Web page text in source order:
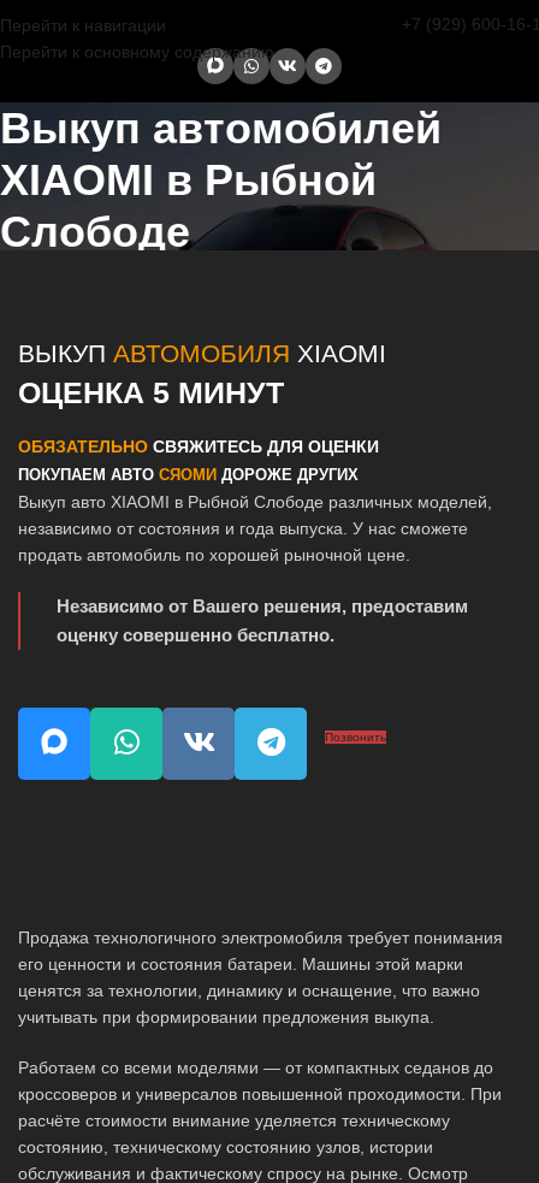
Перейти к навигации
Перейти к основному содержанию
+7 (929) 600-16-
Выкуп автомобилей
XIAOMI в Рыбной
Слободе
ВЫКУП АВТОМОБИЛЯ XIAOMI
ОЦЕНКА 5 МИНУТ
ОБЯЗАТЕЛЬНО СВЯЖИТЕСЬ ДЛЯ ОЦЕНКИ
ПОКУПАЕМ АВТО СЯОМИ ДОРОЖЕ ДРУГИХ
Выкуп авто XIAOMI в Рыбной Слободе различных моделей,
независимо от состояния и года выпуска. У нас сможете
продать автомобиль по хорошей рыночной цене.
Независимо от Вашего решения, предоставим
оценку совершенно бесплатно.
Позвонить
Продажа технологичного электромобиля требует понимания
его ценности и состояния батареи. Машины этой марки
ценятся за технологии, динамику и оснащение, что важно
учитывать при формировании предложения выкупа.
Работаем со всеми моделями — от компактных седанов до
кроссоверов и универсалов повышенной проходимости. При
расчёте стоимости внимание уделяется техническому
состоянию, техническому состоянию узлов, истории
обслуживания и фактическому спросу на рынке. Осмотр